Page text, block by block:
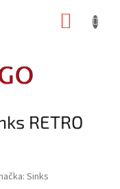
RETRO
Sinks